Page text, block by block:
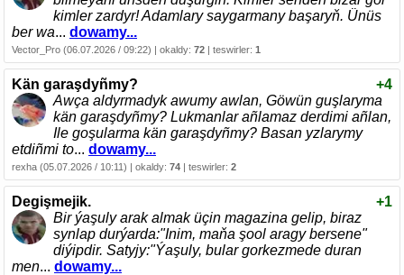
kimler zardyr! Adamlary saygarmany başaryň. Ünüs
ber wa... dowamy...
Vector_Pro (06.07.2026 / 09:22) | okaldy: 72 | teswirler: 1
Kän garaşdyñmy?
+4
Awça aldyrmadyk awumy awlan, Göwün guşlaryma
kän garaşdyñmy? Lukmanlar añlamaz derdimi añlan,
Ile goşularma kän garaşdyñmy? Basan yzlarymy
etdiñmi to... dowamy...
rexha (05.07.2026 / 10:11) | okaldy: 74 | teswirler: 2
Degişmejik.
+1
Bir ýaşuly arak almak üçin magazina gelip, biraz
synlap durýarda:"Inim, maňa şool aragy bersene"
diýipdir. Satyjy:"Ýaşuly, bular gorkezmede duran
men... dowamy...